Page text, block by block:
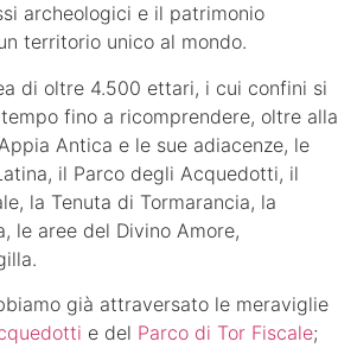
archeologici e il patrimonio
territorio unico al mondo.
di oltre 4.500 ettari, i cui confini si
fino a ricomprendere, oltre alla
Antica e le sue adiacenze, le
il Parco degli Acquedotti, il
la Tenuta di Tormarancia, la
le aree del Divino Amore,
già attraversato le meraviglie
e del Parco di Tor Fiscale;